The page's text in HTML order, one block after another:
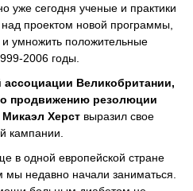
уже сегодня ученые и практики
проектом новой программы,
и умножить положительные
2006 годы.
ассоциации Великобритании,
продвижению резолюции
Херст выразил свое
кампании.
в одной европейской стране
мы недавно начали заниматься.